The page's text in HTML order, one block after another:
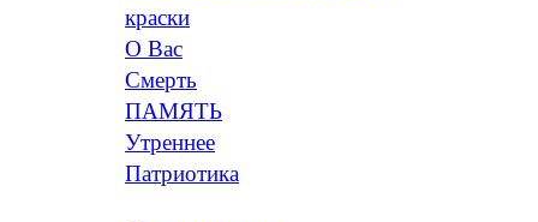
краски
О Вас
Смерть
ПАМЯТЬ
Утреннее
Патриотика